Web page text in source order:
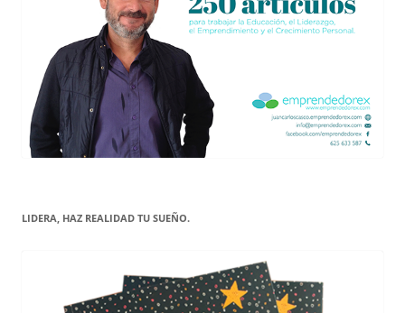
LIDERA, HAZ REALIDAD TU SUEÑO.